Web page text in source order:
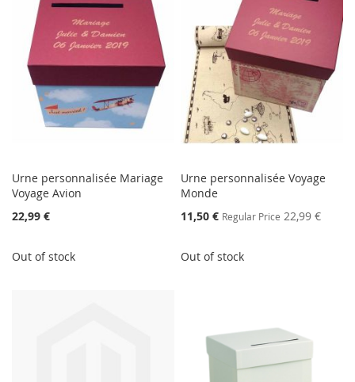
Urne personnalisée Mariage
Voyage Avion
22,99 €
Out of stock
Urne personnalisée Voyage
Monde
Special
11,50 € Regular Price 22,99 €
Out of stock